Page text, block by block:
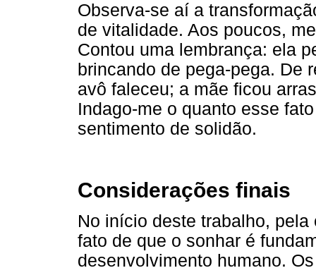
Observa-se aí a
de vitalidade. Aos poucos,
Contou uma lembrança: ela
brincando de pega-pega. De
avô faleceu; a mãe ficou
Indago-me o quanto esse
sentimento de solidão.
Considerações finais
No início deste trabalho,
fato de que o sonhar é
desenvolvimento humano.